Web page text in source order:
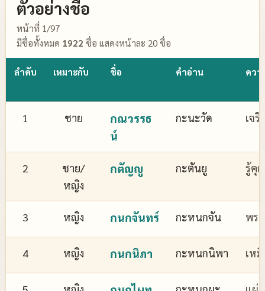
ตัวอย่างชื่อ
หน้าที่ 1/97
มีชื่อทั้งหมด 1922 ชื่อ แสดงหน้าละ 20 ชื่อ
ลำดับ เหมาะกับ ชื่อ คำอ่าน คว
1 ชาย
กณวรรธ
น์
กะนะวัด เจ
2
ชาย/
หญิง
กตัญญู กะตันยู รู้คุ
3 หญิง กนกจันทร์ กะหนกจัน พร
4 หญิง กนกนิภา กะหนกนิพา เห